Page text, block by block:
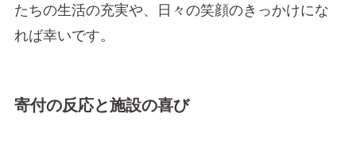
たちの生活の充実や、日々の笑顔のきっかけにな
れば幸いです。
寄付の反応と施設の喜び